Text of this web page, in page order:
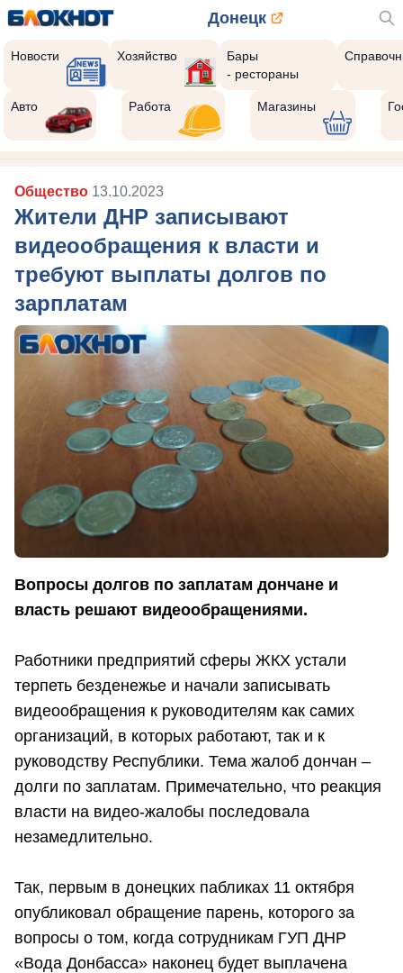
Донецк
Новости Хозяйство
Бары
- рестораны
Авто Работа Магазины
Общество 13.10.2023
Жители ДНР записывают
видеообращения к власти и
требуют выплаты долгов по
зарплатам
Вопросы долгов по заплатам дончане и
власть решают видеообращениями.
Работники предприятий сферы ЖКХ устали
терпеть безденежье и начали записывать
видеообращения к руководителям как самих
организаций, в которых работают, так и к
руководству Республики. Тема жалоб дончан –
долги по заплатам. Примечательно, что реакция
власти на видео-жалобы последовала
незамедлительно.
Так, первым в донецких пабликах 11 октября
опубликовал обращение парень, которого за
вопросы о том, когда сотрудникам ГУП ДНР
«Вода Донбасса» наконец будет выплачена